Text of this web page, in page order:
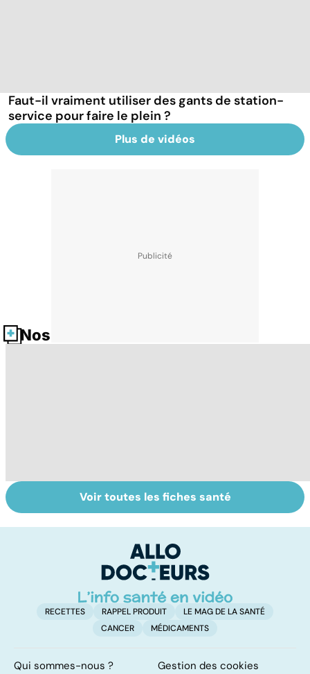
Faut-il vraiment utiliser des gants de station-
service pour faire le plein ?
Plus de vidéos
Nos fiches santé
Tout savoir sur
les infections
Inflammation des
amygdales : que
d'angine ?
Voir toutes les fiches santé
RECETTES RAPPEL PRODUIT
LE MAG DE LA SANTÉ
CANCER
MÉDICAMENTS
Qui sommes-nous ? Gestion des cookies